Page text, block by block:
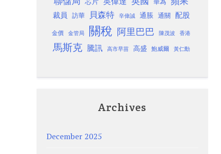
裁員 訪華 貝森特 辛偉誠 通脹 通關 配股
金價 金管局 關稅 阿里巴巴 陳茂波 香港
馬斯克 騰訊 高市早苗 高盛 鮑威爾 黃仁勳
Archives
December 2025